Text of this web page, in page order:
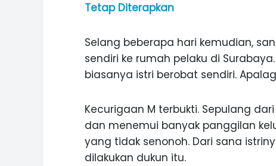
Tetap Diterapkan
Selang beberapa hari kemudian,
sendiri ke rumah pelaku di
biasanya istri berobat sendiri.
Kecurigaan M terbukti. Sepulang
dan menemui banyak panggilan
yang tidak senonoh. Dari sana
dilakukan dukun itu.